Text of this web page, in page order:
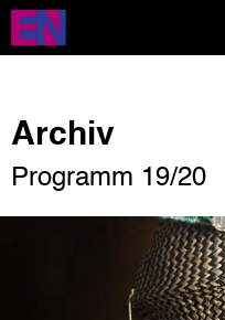
Direkt
zum
Inhalt
Archiv
Programm 19/20